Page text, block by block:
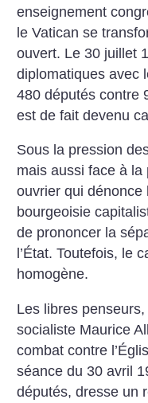
enseignement
le Vatican se
ouvert. Le 30 juillet
diplomatiques avec
480 députés contre
est de fait devenu
Sous la pression
mais aussi face à la
ouvrier qui dénonce
bourgeoisie
de prononcer la
l’État. Toutefois, le
homogène.
Les libres
socialiste Maurice
combat contre
séance du 30 avril
députés, dresse un